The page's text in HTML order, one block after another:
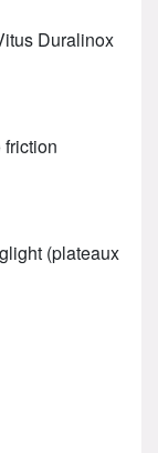
Duralinox
(plateaux